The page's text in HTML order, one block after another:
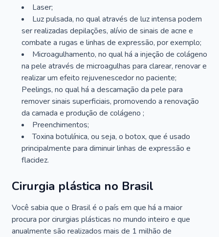
Laser;
Luz pulsada, no qual através de luz intensa podem
ser realizadas depilações, alívio de sinais de acne e
combate a rugas e linhas de expressão, por exemplo;
Microagulhamento, no qual há a injeção de colágeno
na pele através de microagulhas para clarear, renovar e
realizar um efeito rejuvenescedor no paciente;
Peelings, no qual há a descamação da pele para
remover sinais superficiais, promovendo a renovação
da camada e produção de colágeno ;
Preenchimentos;
Toxina botulínica, ou seja, o botox, que é usado
principalmente para diminuir linhas de expressão e
flacidez.
Cirurgia plástica no Brasil
Você sabia que o Brasil é o país em que há a maior
procura por cirurgias plásticas no mundo inteiro e que
anualmente são realizados mais de 1 milhão de